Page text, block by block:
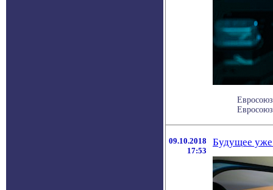
09.10.2018
17:53
Будущее уже